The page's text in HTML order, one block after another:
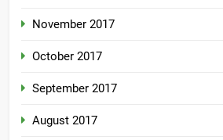
November 2017
October 2017
September 2017
August 2017